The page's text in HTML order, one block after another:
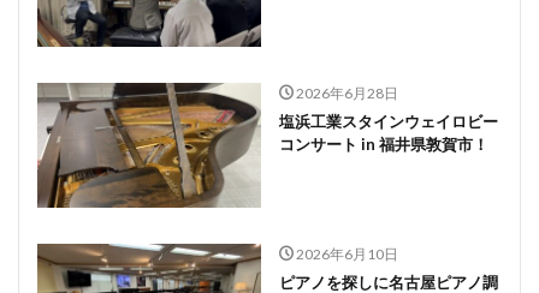
2026年6月28日
塩浜工業スタインウェイロビー
コンサート in 福井県敦賀市！
2026年6月10日
ピアノを探しに名古屋ピアノ調